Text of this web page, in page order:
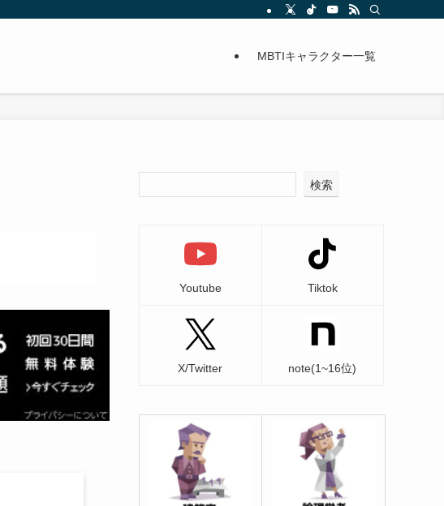
MBTIキャラクター一覧
検索
Youtube Tiktok
X/Twitter note(1~16位)